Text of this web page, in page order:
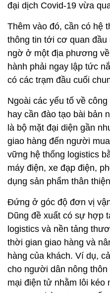
có các trạm đầu cuối
Ngoài các yếu tố về
hay cần đào tạo bài bản
là bộ mặt đại diện gần
giao hàng đến người
vững hệ thống logistics
dụng sản phẩm thân
Đứng ở góc độ đơn vị
Dũng đề xuất có sự hợp
logistics và nền tảng
thời gian giao hàng và
hàng của khách. Ví dụ,
mại điện tử nhằm lôi kéo
cực mua hàng trực tuyến.
Hải Đăng
dấu